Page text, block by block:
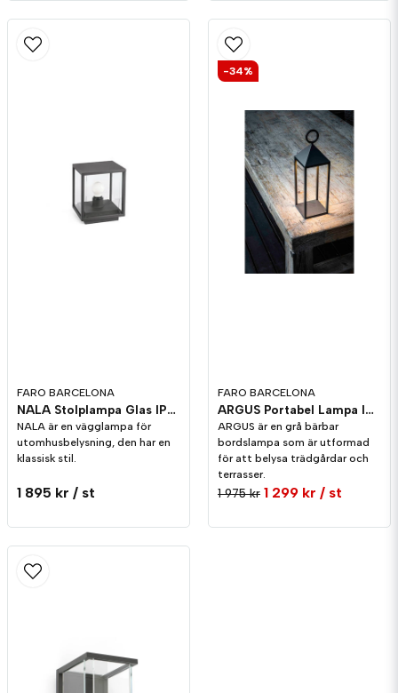
FARO BARCELONA
NALA Stolplampa Glas IP54
NALA är en vägglampa för
utomhusbelysning, den har en
klassisk stil.
1 895 kr / st
FARO BARCELONA
ARGUS Portabel Lampa IP54 Uppladdningsbar
ARGUS är en grå bärbar
bordslampa som är utformad
för att belysa trädgårdar och
terrasser.
1 975 kr 1 299 kr / st
-34%